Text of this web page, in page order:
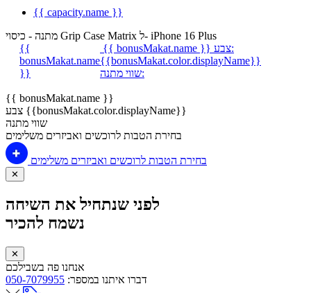
{{ capacity.name }}
מתנה - כיסוי Grip Case Matrix ל- iPhone 16 Plus
{{
bonusMakat.name
}}
{{ bonusMakat.name }}
צבע:
{{bonusMakat.color.displayName}}
שווי מתנה:
{{ bonusMakat.name }}
צבע {{bonusMakat.color.displayName}}
שווי מתנה
בחירת הטבות לרוכשים ואביזרים משלימים
בחירת הטבות לרוכשים ואביזרים משלימים
✕
לפני שנתחיל את השיחה
נשמח להכיר
✕
אנחנו פה בשבילכם
דברו איתנו במספר: 050-7079955